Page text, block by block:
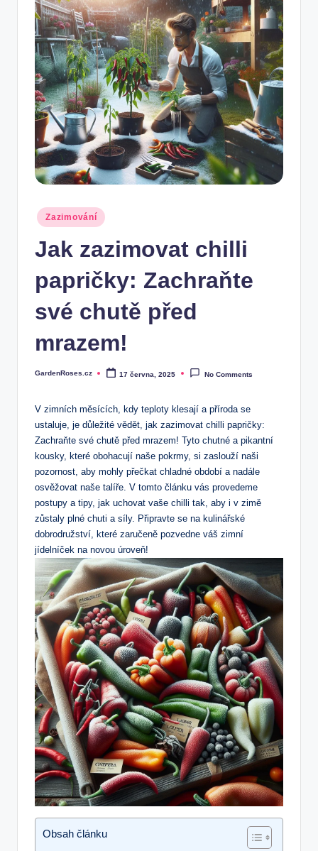
Posted
in
Zazimování
Jak zazimovat chilli
papričky: Zachraňte
své chutě před
mrazem!
Posted
GardenRoses.cz 17 června, 2025 No Comments
V zimních měsících, kdy teploty klesají a příroda se
ustaluje, je důležité vědět, jak zazimovat chilli papričky:
Zachraňte své chutě před mrazem! Tyto chutné a pikantní
kousky, které obohacují naše pokrmy, si zaslouží naši
pozornost, aby mohly přečkat chladné období a nadále
osvěžovat naše talíře. V tomto článku vás provedeme
postupy a tipy, jak uchovat vaše chilli tak, aby i v zimě
zůstaly plné chuti a síly. Připravte se na kulinářské
dobrodružství, které zaručeně pozvedne váš zimní
jídelníček na novou úroveň!
Obsah článku